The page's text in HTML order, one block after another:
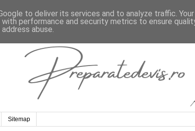
Sitemap
to deliver its services and to analyze traffic.
with performance and security metrics to ensure
abuse.